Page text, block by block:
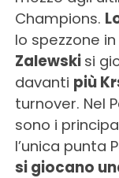
Champions.
lo spezzone
Zalewski si
davanti più
turnover. Nel
sono i
l’unica punta
si giocano